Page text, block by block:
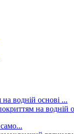
на водній